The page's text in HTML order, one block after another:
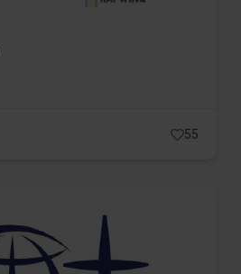
55